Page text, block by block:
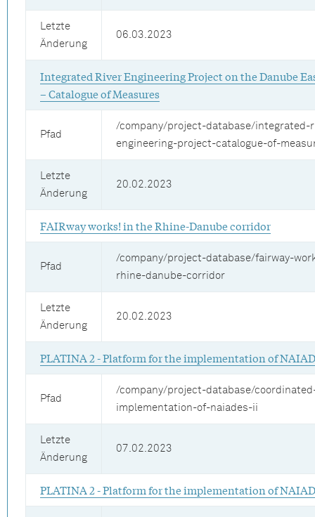
Letzte
Änderung
06.03.2023
Integrated River Engineering Project on the Danube
– Catalogue of Measures
Pfad
/company/project-database/integrated-
engineering-project-catalogue-of-
Letzte
Änderung
20.02.2023
FAIRway works! in the Rhine-Danube corridor
Pfad
/company/project-database/fairway-
rhine-danube-corridor
Letzte
Änderung
20.02.2023
PLATINA 2 - Platform for the implementation of
Pfad
/company/project-database/
implementation-of-naiades-ii
Letzte
Änderung
07.02.2023
PLATINA 2 - Platform for the implementation of